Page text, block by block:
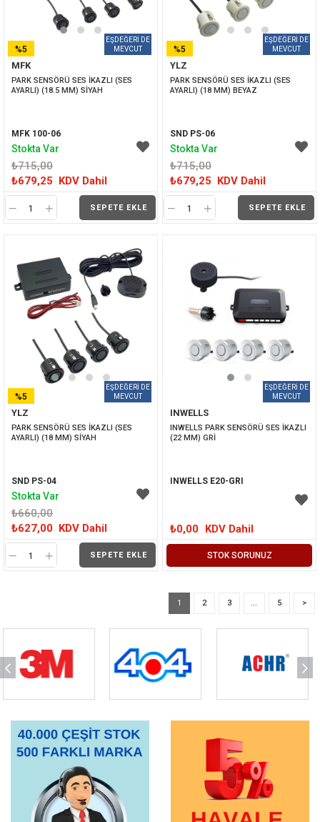
MFK
PARK SENSÖRÜ SES İKAZLI (SES
AYARLI) (18.5 MM) SİYAH
MFK 100-06
₺715,00
₺679,25 KDV Dahil
SEPETE EKLE
%5
İNDIRIM
Stokta Var
YLZ
PARK SENSÖRÜ SES İKAZLI (SES
AYARLI) (18 MM) BEYAZ
SND PS-06
₺715,00
₺679,25 KDV Dahil
SEPETE EKLE
%5
İNDIRIM
Stokta Var
YLZ
PARK SENSÖRÜ SES İKAZLI (SES
AYARLI) (18 MM) SİYAH
SND PS-04
₺660,00
₺627,00 KDV Dahil
SEPETE EKLE
%5
İNDIRIM
Stokta Var
STOK SORUNUZ
INWELLS
INWELLS PARK SENSÖRÜ SES İKAZLI
(22 MM) GRİ
INWELLS E20-GRI
₺0,00 KDV Dahil
1 2 3 ... 5 >